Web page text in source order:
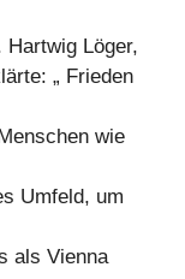
Löger,
„ Frieden
wie
Umfeld, um
als Vienna